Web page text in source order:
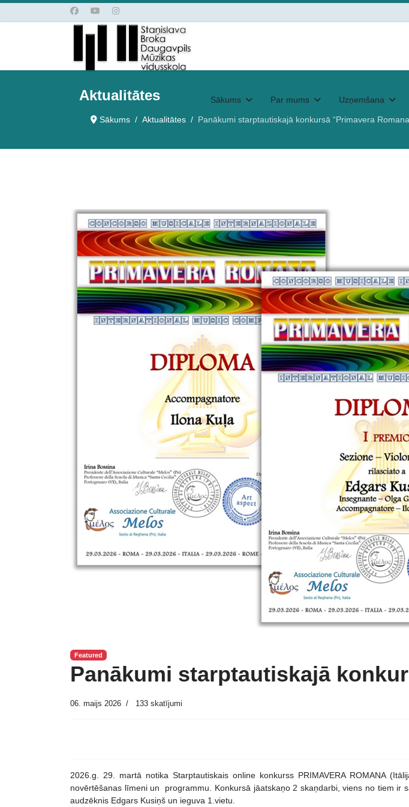
Sākums Par mums Uzņemšana
Aktualitātes
Sākums Aktualitātes Panākumi starptautiskajā konkursā “Primavera
Featured
Panākumi starptautiskajā
06. maijs 2026 133 skatījumi
2026.g. 29. martā notika Starptautiskais online konkurss PRIMAVERA ROMANA
novērtēšanas līmeni un programmu. Konkursā jāatskaņo 2 skaņdarbi, viens no tiem
audzēknis Edgars Kusiņš un ieguva 1.vietu.